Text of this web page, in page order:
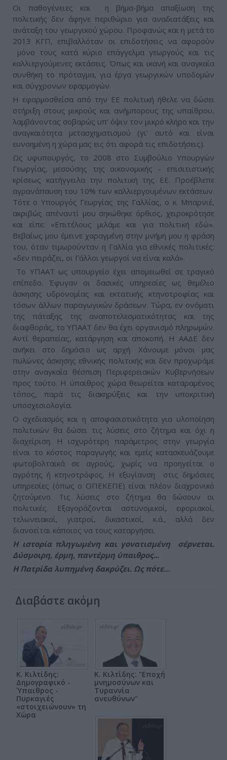
Οι παθογένειες και η βήμα-βήμα απαξίωση της
πολιτικής δεν άφηνε περιθώριο για αναδιατάξεις και
ανάταξη του γεωργικού χώρου. Προφανώς και η μετά το
2013 ΚΓΠ, επιβαλλόταν οι επιδοτήσεις να αφορούν
μόνο τους κατά κύριο επάγγελμα γεωργούς και τις
καλλιεργούμενες εκτάσεις. Όπως και ικανή και αναγκαία
συνθήκη το πρόταγμα, για έργα γεωργικών υποδομών
και σύγχρονων εφαρμογών.
Η εφαρμοσθείσα από την ΕΕ πολιτική ήθελε να δώσει
στήριξη στους μικρούς και ανήμπορους της υπαίθρου,
λαμβάνοντας σοβαρώς υπ’ όψιν τον μικρό κλήρο και την
αναγκαιότητα μετασχηματισμού (γι’ αυτό και είναι
ευνοημένη η χώρα μας εις ότι αφορά τις επιδοτήσεις).
Ως υφυπουργός, το 2008 στο Συμβούλιο Υπουργών
Γεωργίας, μεσούσης της οικονομικής - επισιτιστικής
κρίσεως κατήγγειλα την πολιτική της ΕΕ. Προέβλεπε
αγρανάπαυση του 10% των καλλιεργουμένων εκτάσεων.
Τότε ο Υπουργός Γεωργίας της Γαλλίας, ο κ. Μπαρνιέ,
ακριβώς απέναντί μου σηκώθηκε όρθιος, χειροκρότησε
και είπε: «Επιτέλους μιλάμε και για πολιτική εδώ».
Βεβαίως μου έμεινε χαραγμένη στην μνήμη μου η φράση
του, όταν τιμωρούνταν η Γαλλία για εθνικές πολιτικές:
«δεν πειράζει, οι Γάλλοι γεωργοί να είναι καλά».
Το ΥΠΑΑΤ ως υπουργείο έχει απομειωθεί σε τραγικό
επίπεδο. Έφυγαν οι δασικές υπηρεσίες ως θεμέλιο
άσκησης υδρονομίας και εκτατικής κτηνοτροφίας και
τόσων άλλων παραγωγικών δράσεων. Τώρα, εν ονόματι
της πάταξης της αναποτελεσματικότητας και της
διαφθοράς, το ΥΠΑΑΤ δεν θα έχει οργανισμό πληρωμών.
Αντί θεραπείας, κατάργηση και αποκοπή. Η ΑΑΔΕ δεν
ανήκει στο δημόσιο ως αρχή. Χάνουμε μόνοι μας
πυλώνες άσκησης εθνικής πολιτικής και δεν προχωράμε
στην αναγκαία θέσπιση Περιφερειακών Κυβερνήσεων
προς τούτο. Η ύπαιθρος χώρα θεωρείται καταραμένος
τόπος, παρά τις διακηρύξεις και την υποκριτική
υποσχεσιολογία.
Ο σχεδιασμός και η αποφασιστικότητα για υλοποίηση
πολιτικών θα δώσει τις λύσεις στο ζήτημα και όχι η
διαχείριση. Η ισχυρότερη παράμετρος στην γεωργία
είναι το κόστος παραγωγής και εμείς κατασκευάζουμε
φωτοβολταϊκά σε αγρούς, χωρίς να προηγείται ο
αγρότης ή κτηνοτρόφος. Η εξυγίανση στις δημόσιες
υπηρεσίες (όπως ο ΟΠΕΚΕΠΕ) είναι πλέον διαχρονικό
ζητούμενο. Τις λύσεις στο ζήτημα θα δώσουν οι
πολιτικές. Εξαγοράζονται αστυνομικοί, εφοριακοί,
τελωνειακοί, γιατροί, δικαστικοί, κ.ά., αλλά δεν
διανοείται κάποιος να τους καταργήσει.
Η ιστορία πληγωμένη και γονατισμένη σέρνεται.
Δύσμοιρη, έρμη, παντέρμη ύπαιθρος...
Η Πατρίδα λυπημένη δακρύζει. Ως πότε…
Διαβάστε ακόμη
Κ. Κιλτίδης:
Δημογραφικό -
Ύπαιθρος -
Πυρκαγιές
«στοιχειώνουν» τη
Χώρα
Κ. Κιλτίδης: "Εποχή
μνημοσύνων και
Τυραννία
ανευθύνων"